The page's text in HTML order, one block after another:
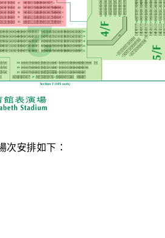
安排如下：